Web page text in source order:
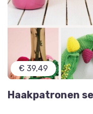
€ 39,49
Haakpatronen